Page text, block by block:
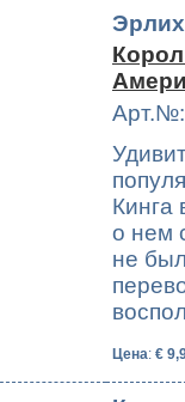
Кинга
о нем
не
Цена: €